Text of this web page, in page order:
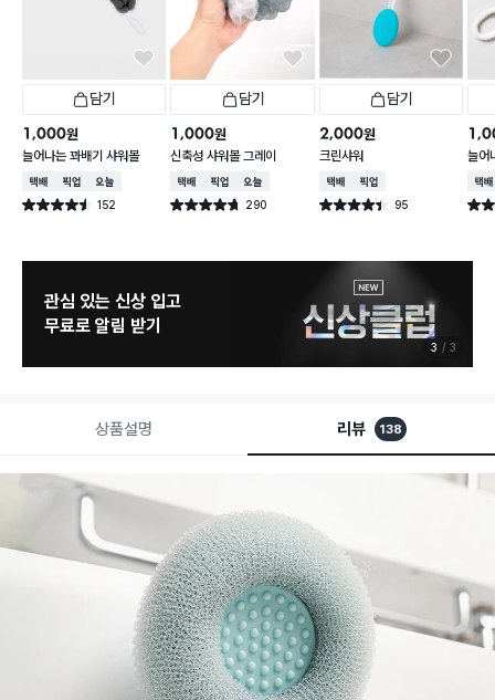
담기
1,000원
늘어나는 꽈배기 샤워볼
택배배송매장픽업오늘배송
별점 4.5점 152
건 작성
담기
1,000원
신축성 샤워볼 그레이
택배배송매장픽업오늘배송
별점 4.7점 290
건 작성
담기
2,000원
크린샤워
택배배송매장픽업
별점 4.4점 95
건 작성
늘어
택배
별점
관심 있는 신상 입고
무료로 알림 받기
3 3
상품설명 리뷰 138